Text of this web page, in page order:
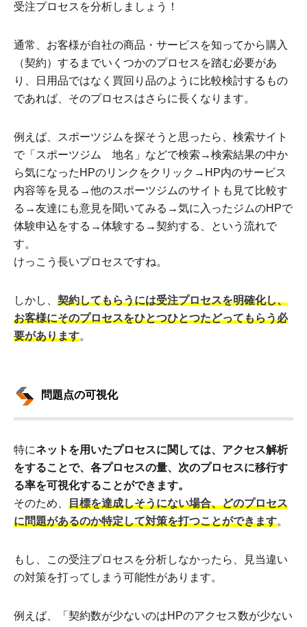
受注プロセスを分析しましょう！
通常、お客様が自社の商品・サービスを知ってから購入
（契約）するまでいくつかのプロセスを踏む必要があ
り、日用品ではなく買回り品のように比較検討するもの
であれば、そのプロセスはさらに長くなります。
例えば、スポーツジムを探そうと思ったら、検索サイト
で「スポーツジム 地名」などで検索→検索結果の中か
ら気になったHPのリンクをクリック→HP内のサービス
内容等を見る→他のスポーツジムのサイトも見て比較す
る→友達にも意見を聞いてみる→気に入ったジムのHPで
体験申込をする→体験する→契約する、という流れで
す。
けっこう長いプロセスですね。
しかし、 契約してもらうには受注プロセスを明確化し、
お客様にそのプロセスをひとつひとつたどってもらう必
要があります。
問題点の可視化
特にネットを用いたプロセスに関しては、アクセス解析
をすることで、各プロセスの量、次のプロセスに移行す
る率を可視化することができます。
そのため、 目標を達成しそうにない場合、どのプロセス
に問題があるのか特定して対策を打つことができます。
もし、この受注プロセスを分析しなかったら、見当違い
の対策を打ってしまう可能性があります。
例えば、「契約数が少ないのはHPのアクセス数が少ない